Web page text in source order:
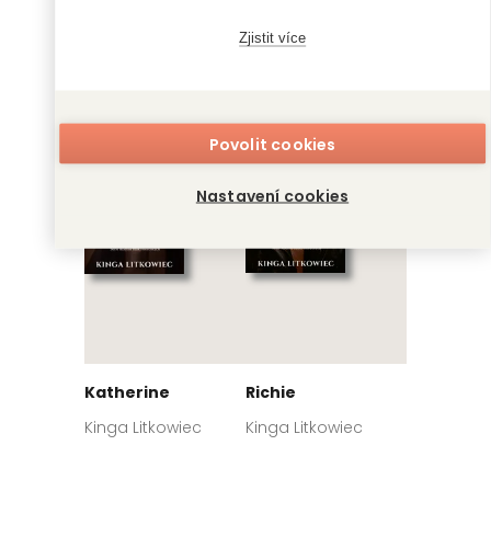
Zjistit více
Povolit cookies
Nastavení cookies
Katherine
Kinga Litkowiec
Richie
Kinga Litkowiec